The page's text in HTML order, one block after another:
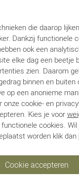
standaard in
toch een
uitgevoerd in blauw
in een combinatie
dus overal bij te
Floris van Bommel.
Floris van
10198 De Zager
Ja
Sneakers
Blauw
Suede
die daarop
Dankzij functionele
ook een
elke dag een beetje
zien. Daarom
binnen en buiten
op een anonieme
onze cookie- en
Kies je voor
cookies.
worden klik dan